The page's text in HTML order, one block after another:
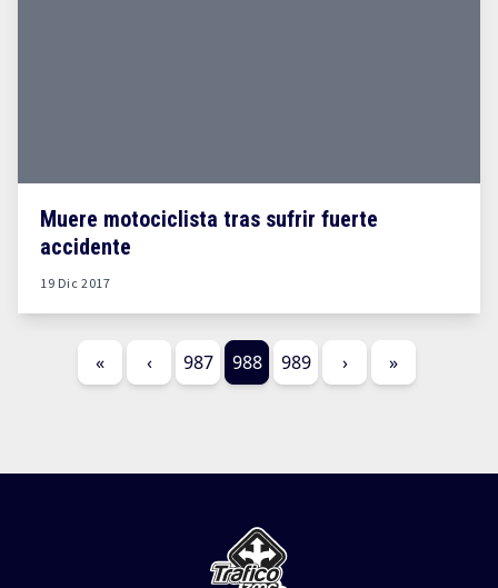
Muere motociclista tras sufrir fuerte
accidente
19 Dic 2017
« ‹ 987 988 989 › »